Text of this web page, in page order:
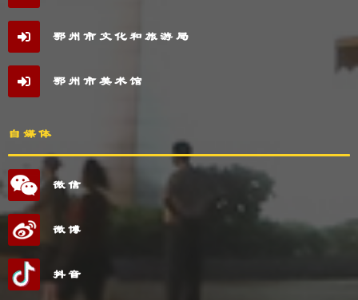
鄂州市文化和旅游局
鄂州市美术馆
自媒体
微信
微博
抖音